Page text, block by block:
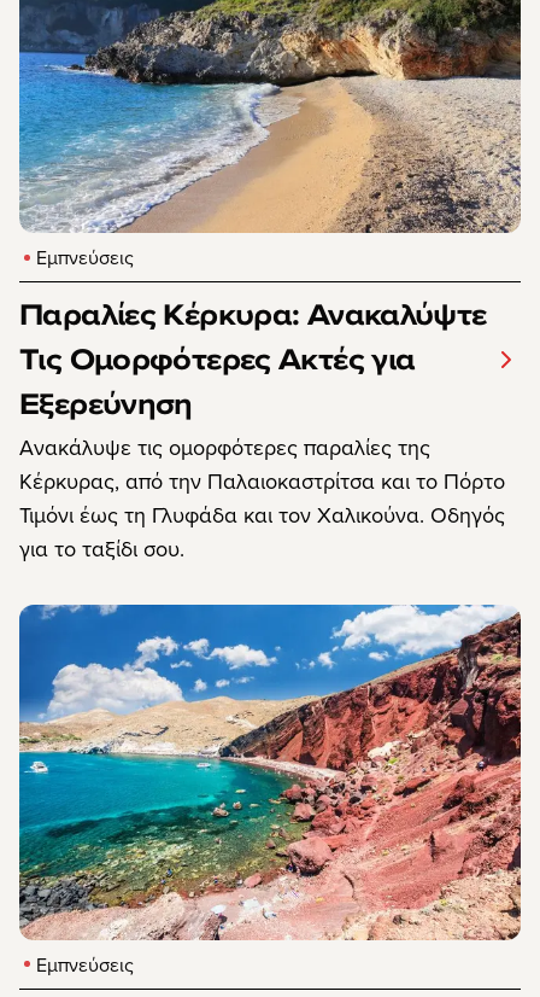
Εμπνεύσεις
Παραλίες Κέρκυρα: Ανακαλύψτε
Τις Ομορφότερες Ακτές για
Εξερεύνηση
Ανακάλυψε τις ομορφότερες παραλίες της
Κέρκυρας, από την Παλαιοκαστρίτσα και το Πόρτο
Τιμόνι έως τη Γλυφάδα και τον Χαλικούνα. Οδηγός
για το ταξίδι σου.
Εμπνεύσεις